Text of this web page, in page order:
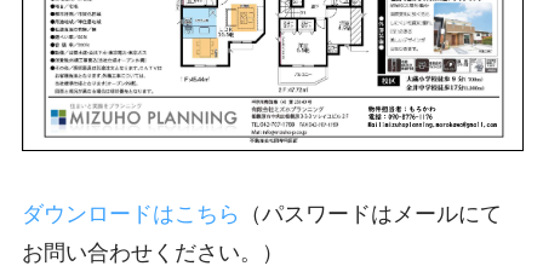
ダウンロードはこちら
（パスワードはメールにて
お問い合わせください。）